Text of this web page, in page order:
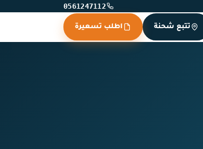
0561247112
تتبع شحنة اطلب تسعيرة